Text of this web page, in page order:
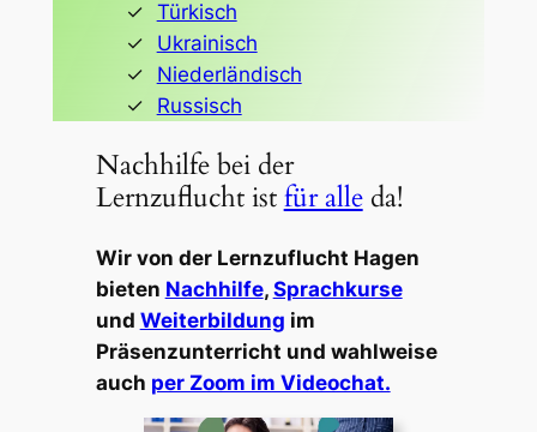
Türkisch
Ukrainisch
Niederländisch
Russisch
Nachhilfe bei der
Lernzuflucht istfür alleda!
Wir von der Lernzuflucht Hagen
bieten Nachhilfe, Sprachkurse
und Weiterbildung im
Präsenzunterricht und wahlweise
auch per Zoom im Videochat.